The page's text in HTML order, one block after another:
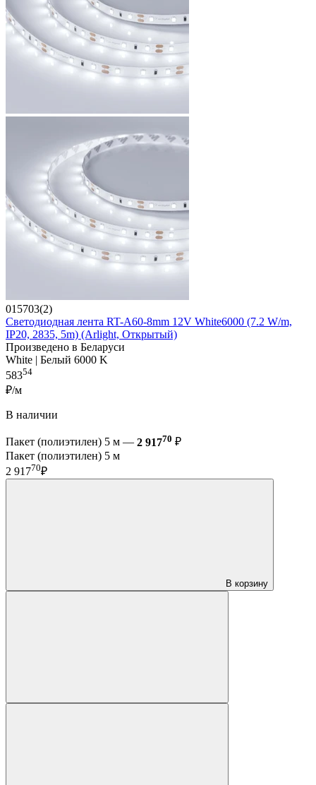
015703(2)
Светодиодная лента RT-A60-8mm 12V White6000 (7.2 W/m,
IP20, 2835, 5m) (Arlight, Открытый)
Произведено в Беларуси
White | Белый 6000 K
58354
₽/м
В наличии
Пакет (полиэтилен) 5 м — 2 91770 ₽
Пакет (полиэтилен) 5 м
2 91770₽
В корзину